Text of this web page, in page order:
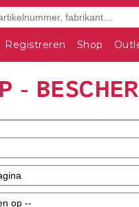
Registreren Shop
-